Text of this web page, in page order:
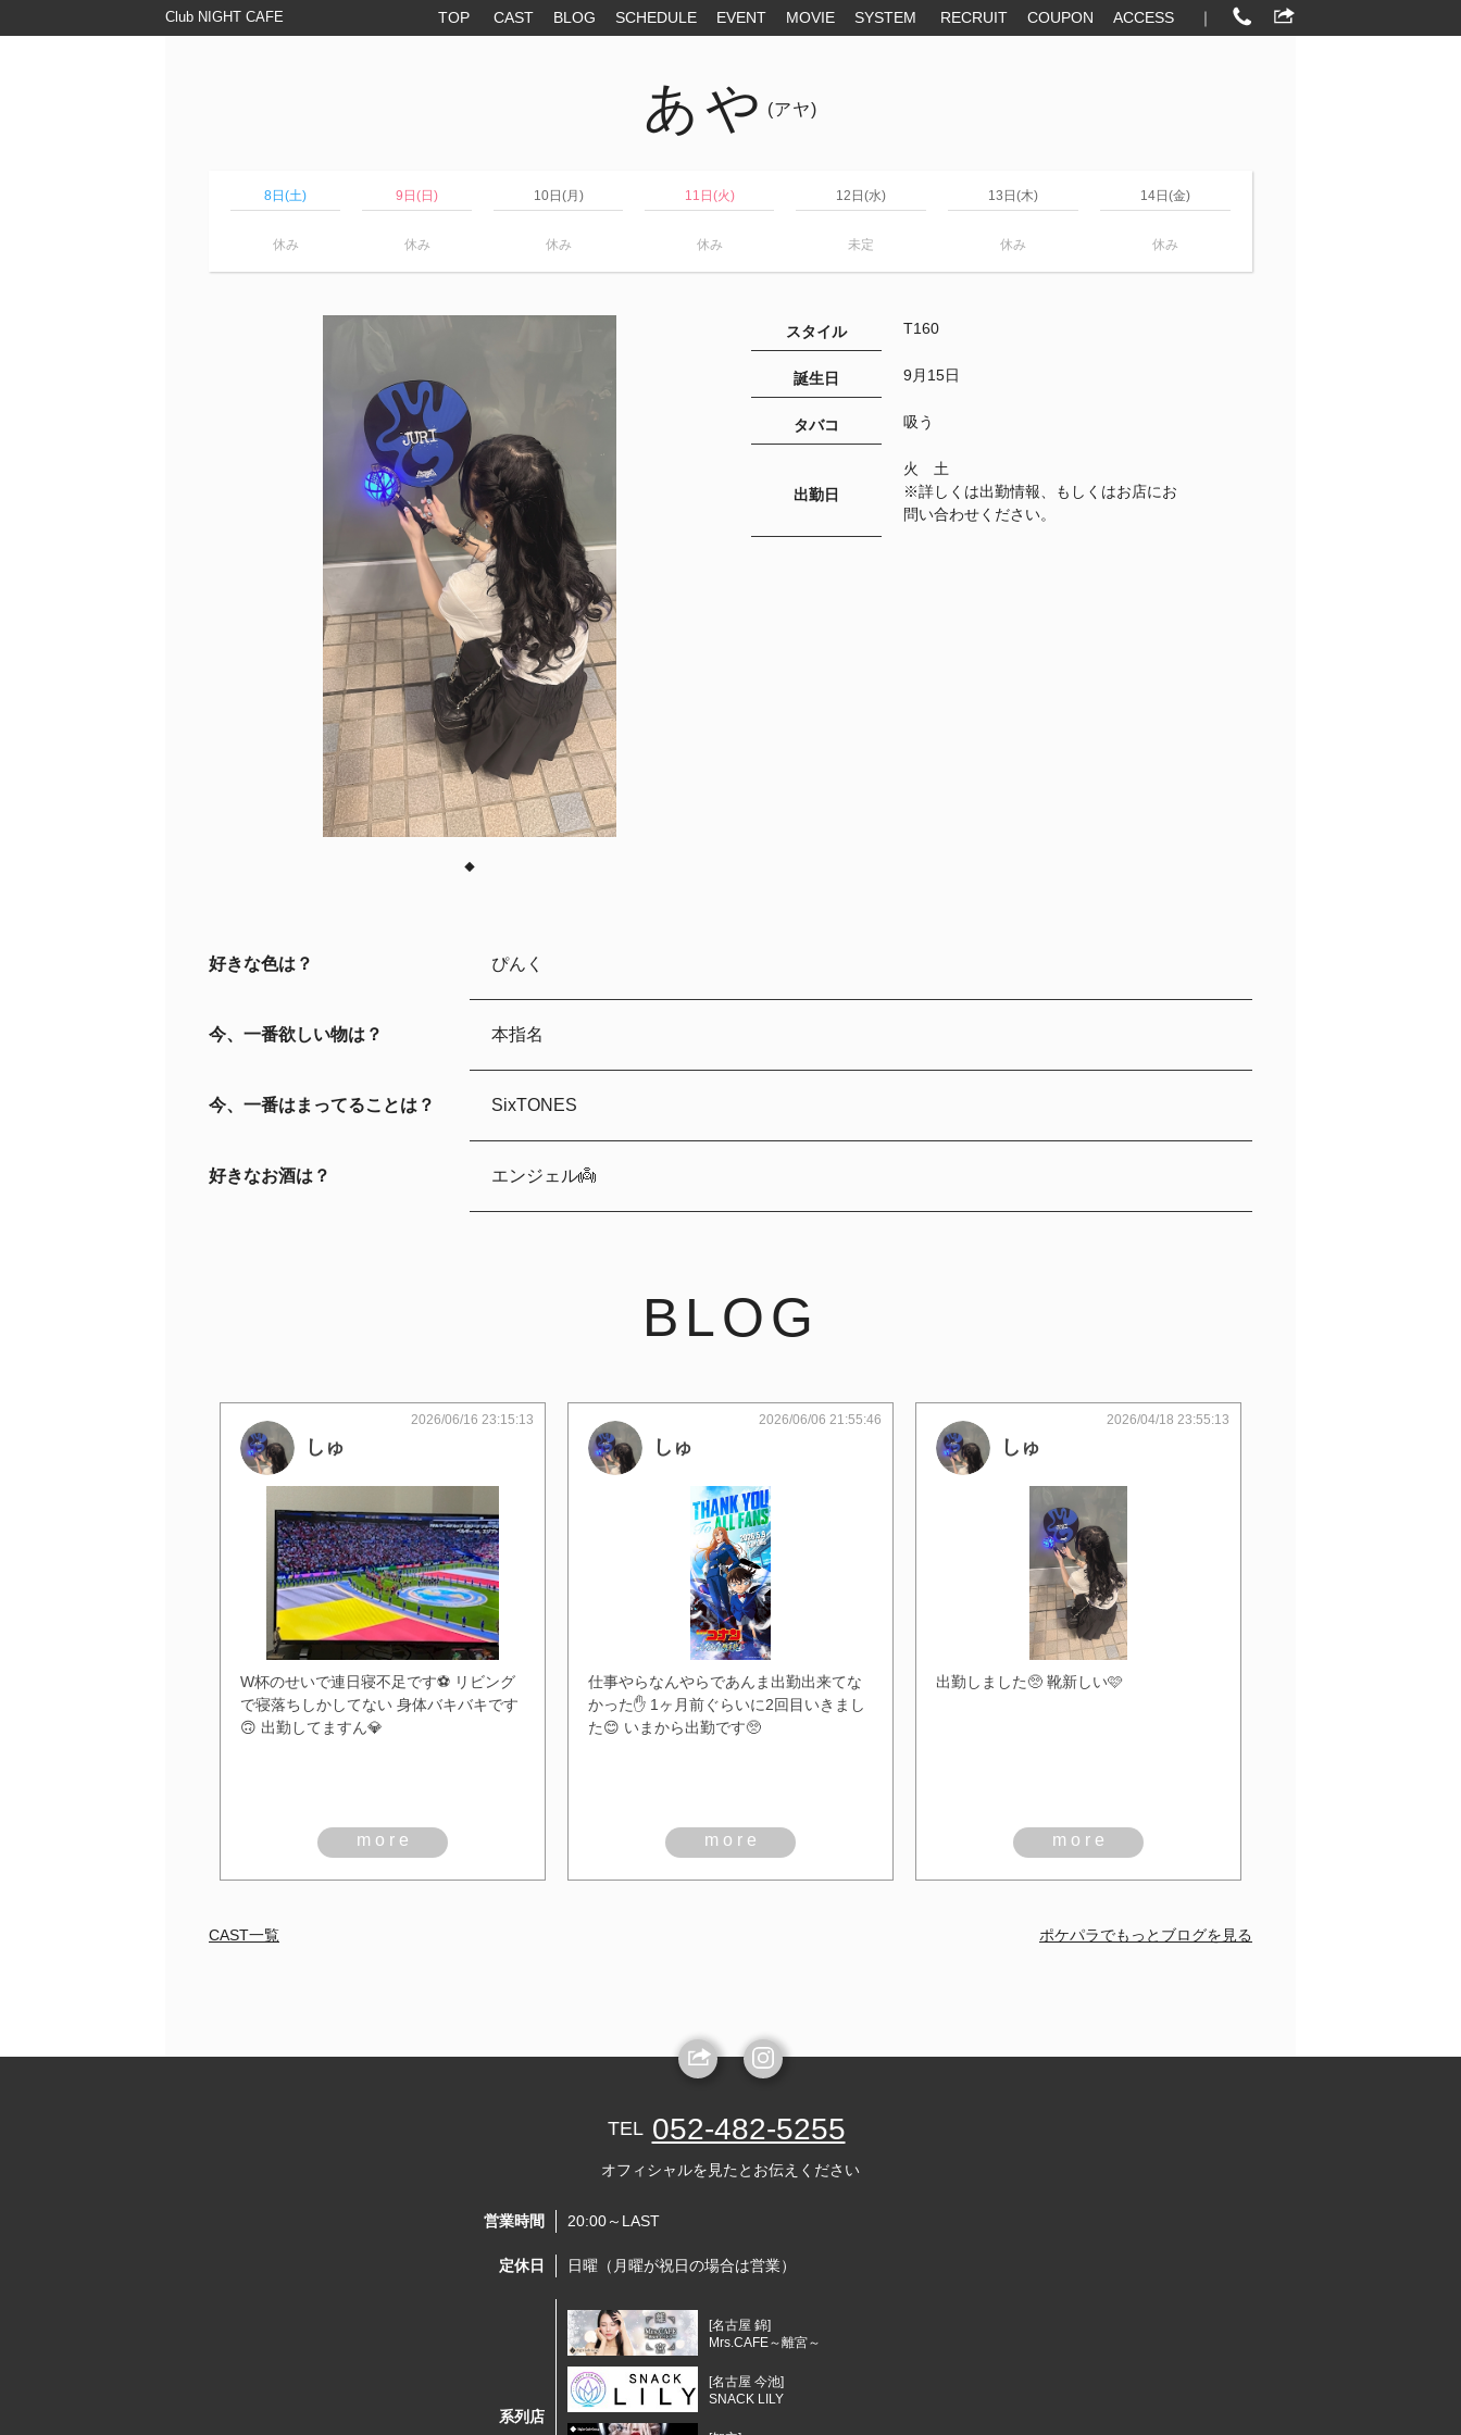
Club NIGHT CAFE TOP CAST BLOG SCHEDULE EVENT MOVIE SYSTEM RECRUIT COUPON ACCESS ｜
あや (アヤ)
8日(土) 9日(日) 10日(月) 11日(火) 12日(水) 13日(木) 14日(金)
休み 休み 休み 休み 未定 休み 休み
◆
スタイル T160
誕生日 9月15日
タバコ 吸う
出勤日
火 土
※詳しくは出勤情報、もしくはお店にお
問い合わせください。
好きな色は？ ぴんく
今、一番欲しい物は？ 本指名
今、一番はまってることは？ SixTONES
好きなお酒は？ エンジェル👼
BLOG
しゅ
2026/06/16 23:15:13
W杯のせいで連日寝不足です⚽ リビング
で寝落ちしかしてない 身体バキバキです
🙃 出勤してますん💎
more
しゅ
2026/06/06 21:55:46
仕事やらなんやらであんま出勤出来てな
かった✋ 1ヶ月前ぐらいに2回目いきまし
た😊 いまから出勤です🥺
more
しゅ
2026/04/18 23:55:13
出勤しました🥺 靴新しい🩷
more
ポケパラでもっとブログを見る
CAST一覧
TEL 052-482-5255
オフィシャルを見たとお伝えください
営業時間 20:00～LAST
定休日 日曜（月曜が祝日の場合は営業）
系列店
[名古屋 錦]
Mrs.CAFE～離宮～
[名古屋 今池]
SNACK LILY